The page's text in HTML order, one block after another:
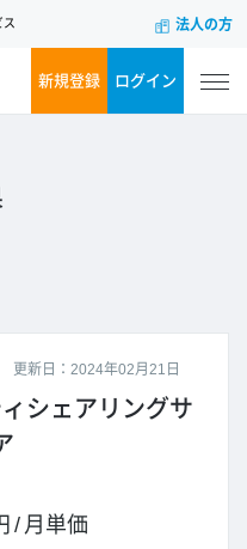
法人の方
新規登録 ログイン
更新日：2024年02月21日
シェアリングサ
/ 月単価